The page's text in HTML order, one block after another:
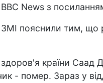
BBC News з
ЗМІ пояснили тим, що
країни
- помер. Зараз у